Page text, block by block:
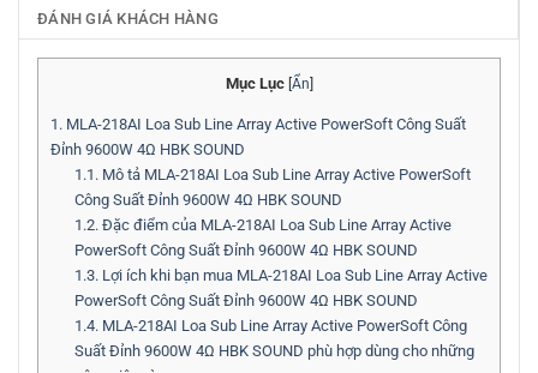
ĐÁNH GIÁ KHÁCH HÀNG
Mục Lục Ẩn
1. MLA-218AI Loa Sub Line Array Active PowerSoft Công Suất
Đỉnh 9600W 4Ω HBK SOUND
1.1.Mô tả MLA-218AI Loa Sub Line Array Active PowerSoft
Công Suất Đỉnh 9600W 4Ω HBK SOUND
1.2.Đặc điểm của MLA-218AI Loa Sub Line Array Active
PowerSoft Công Suất Đỉnh 9600W 4Ω HBK SOUND
1.3.Lợi ích khi bạn mua MLA-218AI Loa Sub Line Array Active
PowerSoft Công Suất Đỉnh 9600W 4Ω HBK SOUND
1.4.MLA-218AI Loa Sub Line Array Active PowerSoft Công
Suất Đỉnh 9600W 4Ω HBK SOUND phù hợp dùng cho những